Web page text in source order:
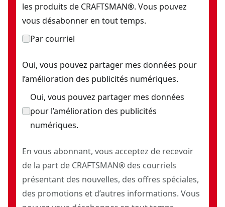
les produits de CRAFTSMAN®. Vous pouvez
vous désabonner en tout temps.
Par courriel
Oui, vous pouvez partager mes données pour
l’amélioration des publicités numériques.
Oui, vous pouvez partager mes données
pour l’amélioration des publicités
numériques.
En vous abonnant, vous acceptez de recevoir
de la part de CRAFTSMAN® des courriels
présentant des nouvelles, des offres spéciales,
des promotions et d’autres informations. Vous